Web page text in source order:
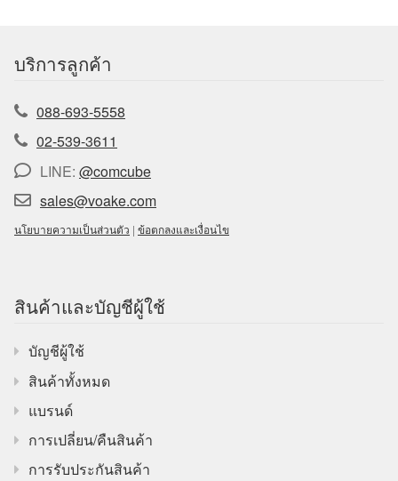
บริการลูกค้า
088-693-5558
02-539-3611
LINE: @comcube
sales@voake.com
นโยบายความเป็นส่วนตัว | ข้อตกลงและเงื่อนไข
สินค้าและบัญชีผู้ใช้
บัญชีผู้ใช้
สินค้าทั้งหมด
แบรนด์
การเปลี่ยน/คืนสินค้า
การรับประกันสินค้า